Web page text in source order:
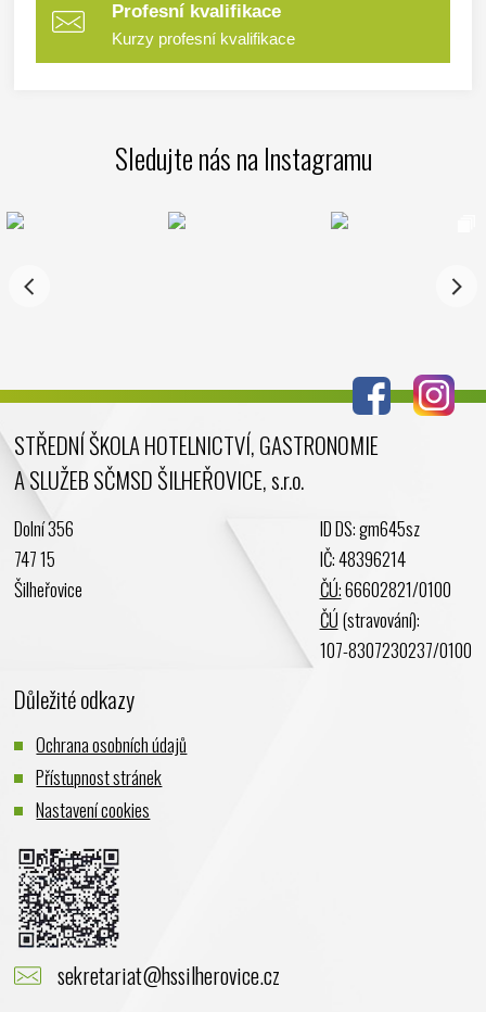
Profesní kvalifikace
Kurzy profesní kvalifikace
Sledujte nás na Instagramu
STŘEDNÍ ŠKOLA HOTELNICTVÍ, GASTRONOMIE
A SLUŽEB SČMSD ŠILHEŘOVICE, s.r.o.
Dolní 356
747 15
Šilheřovice
ID DS: gm645sz
IČ: 48396214
ČÚ:66602821/0100
ČÚ (stravování):
107-8307230237/0100
Důležité odkazy
Ochrana osobních údajů
Přístupnost stránek
Nastavení cookies
sekretariat@hssilherovice.cz